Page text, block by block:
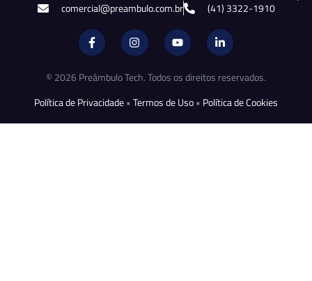
comercial@preambulo.com.br
(41) 3322-1910
© 2026 Preâmbulo Tech. Todos os direitos reservados.
Política de Privacidade• Termos de Uso• Política de Cookies